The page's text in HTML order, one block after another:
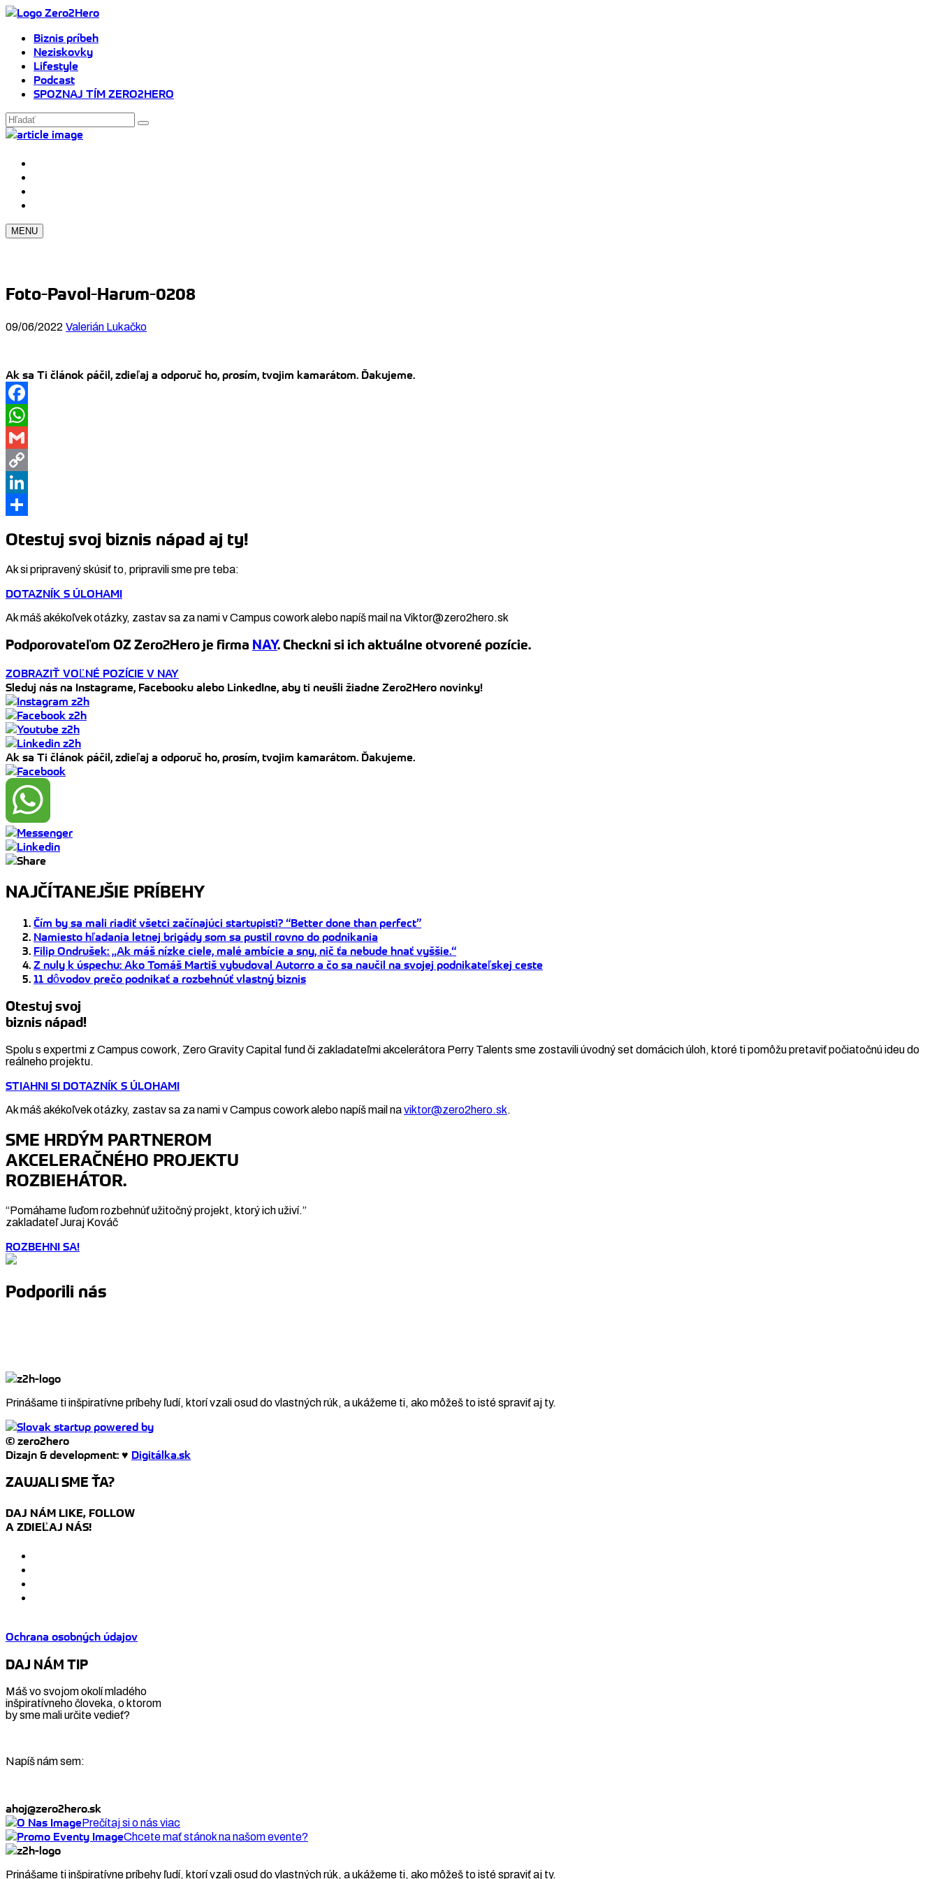
Biznis príbeh
Neziskovky
Lifestyle
Podcast
SPOZNAJ TÍM ZERO2HERO
MENU
Foto-Pavol-Harum-0208
09/06/2022 Valerián Lukačko
Ak sa Ti článok páčil, zdieľaj a odporuč ho, prosím, tvojim kamarátom. Ďakujeme.
Facebook
WhatsApp
Gmail
Copy
Link
LinkedIn
Otestuj svoj biznis nápad aj ty!
Ak si pripravený skúsiť to, pripravili sme pre teba:
DOTAZNÍK S ÚLOHAMI
Ak máš akékoľvek otázky, zastav sa za nami v Campus cowork alebo napíš mail na Viktor@zero2hero.sk
Podporovateľom OZ Zero2Hero je firma NAY. Checkni si ich aktuálne otvorené pozície.
ZOBRAZIŤ VOĽNÉ POZÍCIE V NAY
Sleduj nás na Instagrame, Facebooku alebo LinkedIne, aby ti neušli žiadne Zero2Hero novinky!
Ak sa Ti článok páčil, zdieľaj a odporuč ho, prosím, tvojim kamarátom. Ďakujeme.
NAJČÍTANEJŠIE PRÍBEHY
Čím by sa mali riadiť všetci začínajúci startupisti? “Better done than perfect”
Namiesto hľadania letnej brigády som sa pustil rovno do podnikania
Filip Ondrušek: „Ak máš nízke ciele, malé ambície a sny, nič ťa nebude hnať vyššie.“
Z nuly k úspechu: Ako Tomáš Martiš vybudoval Autorro a čo sa naučil na svojej podnikateľskej ceste
11 dôvodov prečo podnikať a rozbehnúť vlastný biznis
Otestuj svoj
biznis nápad!
Spolu s expertmi z Campus cowork, Zero Gravity Capital fund či zakladateľmi akcelerátora Perry Talents sme zostavili úvodný set domácich úloh, ktoré ti pomôžu pretaviť počiatočnú ideu do
reálneho projektu.
STIAHNI SI DOTAZNÍK S ÚLOHAMI
Ak máš akékoľvek otázky, zastav sa za nami v Campus cowork alebo napíš mail naviktor@zero2hero.sk.
SME HRDÝM PARTNEROM
AKCELERAČNÉHO PROJEKTU
ROZBIEHÁTOR.
“Pomáhame ľuďom rozbehnúť užitočný projekt, ktorý ich uživí.”
zakladateľ Juraj Kováč
ROZBEHNI SA!
Podporili nás
Prinášame ti inšpiratívne príbehy ľudí, ktorí vzali osud do vlastných rúk, a ukážeme ti, ako môžeš to isté spraviť aj ty.
© zero2hero
Dizajn & development: ♥ Digitálka.sk
ZAUJALI SME ŤA?
DAJ NÁM LIKE, FOLLOW
A ZDIEĽAJ NÁS!
Ochrana osobných údajov
DAJ NÁM TIP
Máš vo svojom okolí mladého
inšpiratívneho človeka, o ktorom
by sme mali určite vedieť?
Napíš nám sem:
ahoj@zero2hero.sk
Prečítaj si o nás viac
Chcete mať stánok na našom evente?
Prinášame ti inšpiratívne príbehy ľudí, ktorí vzali osud do vlastných rúk, a ukážeme ti, ako môžeš to isté spraviť aj ty.